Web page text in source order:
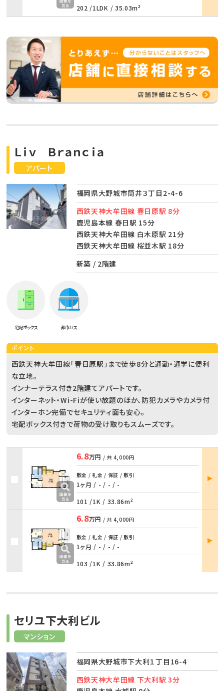
202 /1LDK / 35.03m²
アパート
Ｌｉｖ Ｂｒａｎｃｉａ
福岡県大野城市筒井３丁目2-4-6
西鉄天神大牟田線 春日原駅 8分
鹿児島本線 春日駅 15分
西鉄天神大牟田線 白木原駅 21分
西鉄天神大牟田線 桜並木駅 18分
新築 / 2階建
宅配ボックス 都市ガス
ポイント
西鉄天神大牟田線「春日原駅」まで徒歩8分と通勤・通学に便利
な立地。
インナーテラス付き2階建てアパートです。
インターネット・Wi-Fiが使い放題のほか、防犯カメラやカメラ付
インターホン完備でセキュリティ面も安心。
宅配ボックス付きで荷物の受け取りもスムーズです。
6.8万円 / 共 4,000円
敷金 / 礼金 / 保証 / 敷引
1ヶ月 / - / - / -
101 /1K / 33.86m²
部屋
詳細
6.8万円 / 共 4,000円
敷金 / 礼金 / 保証 / 敷引
1ヶ月 / - / - / -
103 /1K / 33.86m²
部屋
詳細
マンション
セリユ下大利ビル
福岡県大野城市下大利１丁目16-4
西鉄天神大牟田線 下大利駅 3分